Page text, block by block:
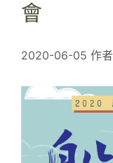
會
2020-06-05 作者